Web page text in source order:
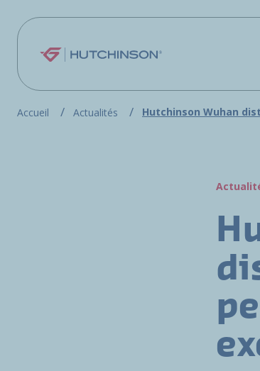
Aller au contenu principal
Accueil Actualités Hutchinson Wuhan